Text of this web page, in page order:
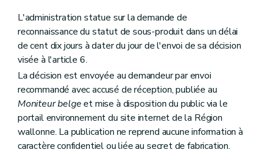
L'administration statue sur la demande de
reconnaissance du statut de sous-produit dans un délai
de cent dix jours à dater du jour de l'envoi de sa décision
visée à l'article 6.
La décision est envoyée au demandeur par envoi
recommandé avec accusé de réception, publiée au
Moniteur belgeet mise à disposition du public via le
portail environnement du site internet de la Région
wallonne. La publication ne reprend aucune information à
caractère confidentiel ou liée au secret de fabrication.